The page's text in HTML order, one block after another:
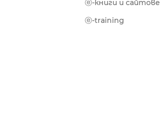
ⓔ-книги и сайтове
ⓔ-training